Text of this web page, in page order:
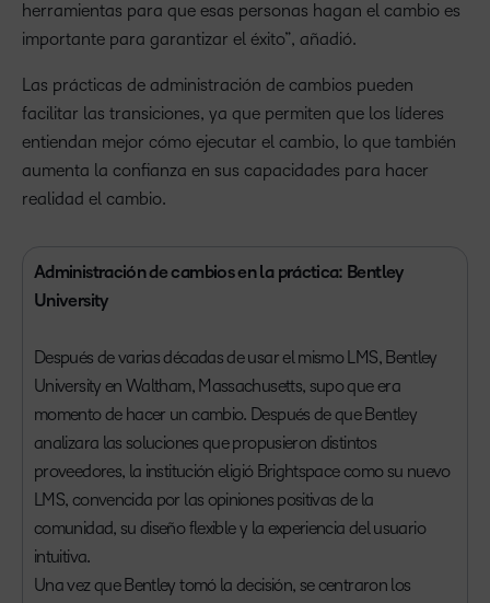
herramientas para que esas personas hagan el cambio es
importante para garantizar el éxito”, añadió.
Las prácticas de administración de cambios pueden
facilitar las transiciones, ya que permiten que los líderes
entiendan mejor cómo ejecutar el cambio, lo que también
aumenta la confianza en sus capacidades para hacer
realidad el cambio.
Administración de cambios en la práctica: Bentley
University
Después de varias décadas de usar el mismo LMS, Bentley
University en Waltham, Massachusetts, supo que era
momento de hacer un cambio. Después de que Bentley
analizara las soluciones que propusieron distintos
proveedores, la institución eligió Brightspace como su nuevo
LMS, convencida por las opiniones positivas de la
comunidad, su diseño flexible y la experiencia del usuario
intuitiva.
Una vez que Bentley tomó la decisión, se centraron los